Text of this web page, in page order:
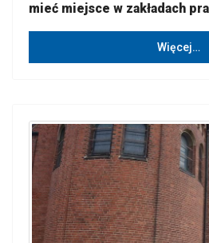
mieć miejsce w zakładach
Więcej…